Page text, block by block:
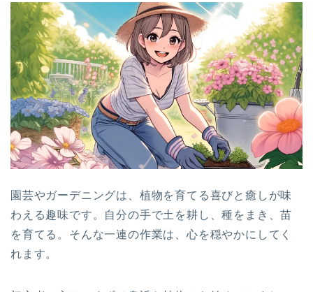
園芸やガーデニングは、植物を育てる喜びと癒しが味
わえる趣味です。自分の手で土を耕し、種をまき、苗
を育てる。そんな一連の作業は、心を穏やかにしてく
れます。